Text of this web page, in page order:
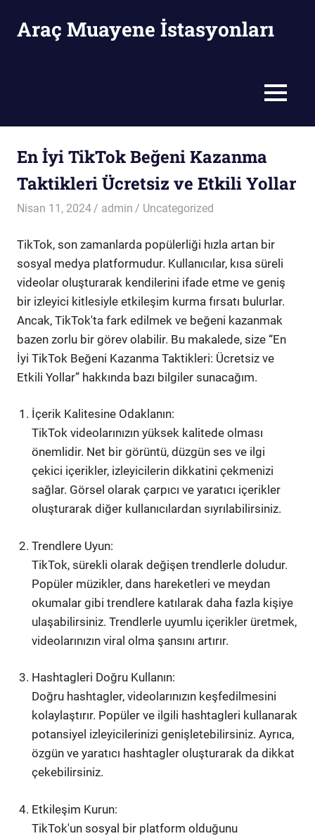
Araç Muayene İstasyonları
MENU
En İyi TikTok Beğeni Kazanma
Taktikleri Ücretsiz ve Etkili Yollar
Nisan 11, 2024 admin Uncategorized
TikTok, son zamanlarda popülerliği hızla artan bir
sosyal medya platformudur. Kullanıcılar, kısa süreli
videolar oluşturarak kendilerini ifade etme ve geniş
bir izleyici kitlesiyle etkileşim kurma fırsatı bulurlar.
Ancak, TikTok'ta fark edilmek ve beğeni kazanmak
bazen zorlu bir görev olabilir. Bu makalede, size “En
İyi TikTok Beğeni Kazanma Taktikleri: Ücretsiz ve
Etkili Yollar” hakkında bazı bilgiler sunacağım.
İçerik Kalitesine Odaklanın:
TikTok videolarınızın yüksek kalitede olması
önemlidir. Net bir görüntü, düzgün ses ve ilgi
çekici içerikler, izleyicilerin dikkatini çekmenizi
sağlar. Görsel olarak çarpıcı ve yaratıcı içerikler
oluşturarak diğer kullanıcılardan sıyrılabilirsiniz.
Trendlere Uyun:
TikTok, sürekli olarak değişen trendlerle doludur.
Popüler müzikler, dans hareketleri ve meydan
okumalar gibi trendlere katılarak daha fazla kişiye
ulaşabilirsiniz. Trendlerle uyumlu içerikler üretmek,
videolarınızın viral olma şansını artırır.
Hashtagleri Doğru Kullanın:
Doğru hashtagler, videolarınızın keşfedilmesini
kolaylaştırır. Popüler ve ilgili hashtagleri kullanarak
potansiyel izleyicilerinizi genişletebilirsiniz. Ayrıca,
özgün ve yaratıcı hashtagler oluşturarak da dikkat
çekebilirsiniz.
Etkileşim Kurun:
TikTok'un sosyal bir platform olduğunu